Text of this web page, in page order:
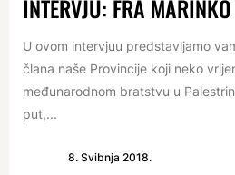
INTERVJU: FRA
U ovom intervjuu predstavljamo
člana naše Provincije koji neko
međunarodnom bratstvu u
put,...
8. Svibnja 2018.